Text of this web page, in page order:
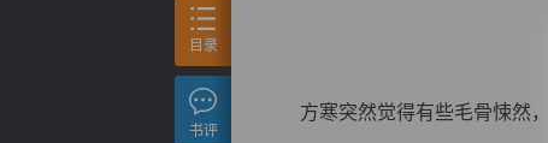
方寒突然觉得有些毛骨悚然，
目录
书评